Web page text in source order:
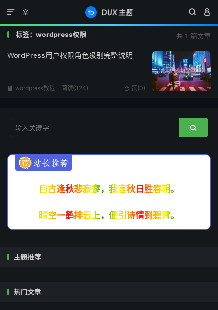
  

共 1 篇文章
标签：wordpress权限
WordPress用户权限角色级别完整说明
 赞(0)
 wordpress教程 阅读(324)

自古逢秋悲寂寥，我言秋日胜春朝。
晴空一鹤排云上，便引诗情到碧霄。
主题推荐
热门文章